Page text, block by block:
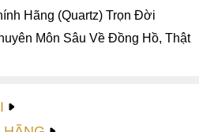
Hãng (Quartz) Trọn Đời
Môn Sâu Về Đồng Hồ, Thật